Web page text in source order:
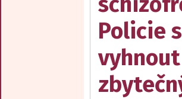
Policie
vyhnout